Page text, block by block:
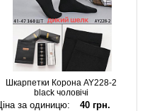
Шкарпетки Корона AY228-2
black чоловічі
Ціна за одиницю: 40 грн.